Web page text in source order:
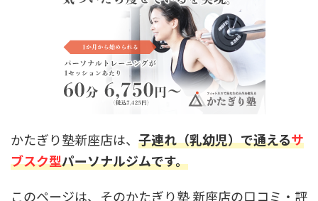
かたぎり塾新座店は、 子連れ（乳幼児）で通えるサ
ブスク型パーソナルジムです。
このページは、そのかたぎり塾 新座店の口コミ・評